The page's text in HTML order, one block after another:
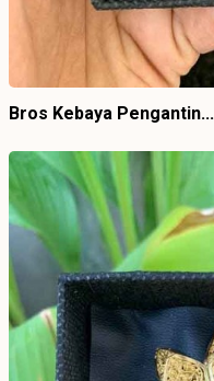
Bros Kebaya Pengantin...